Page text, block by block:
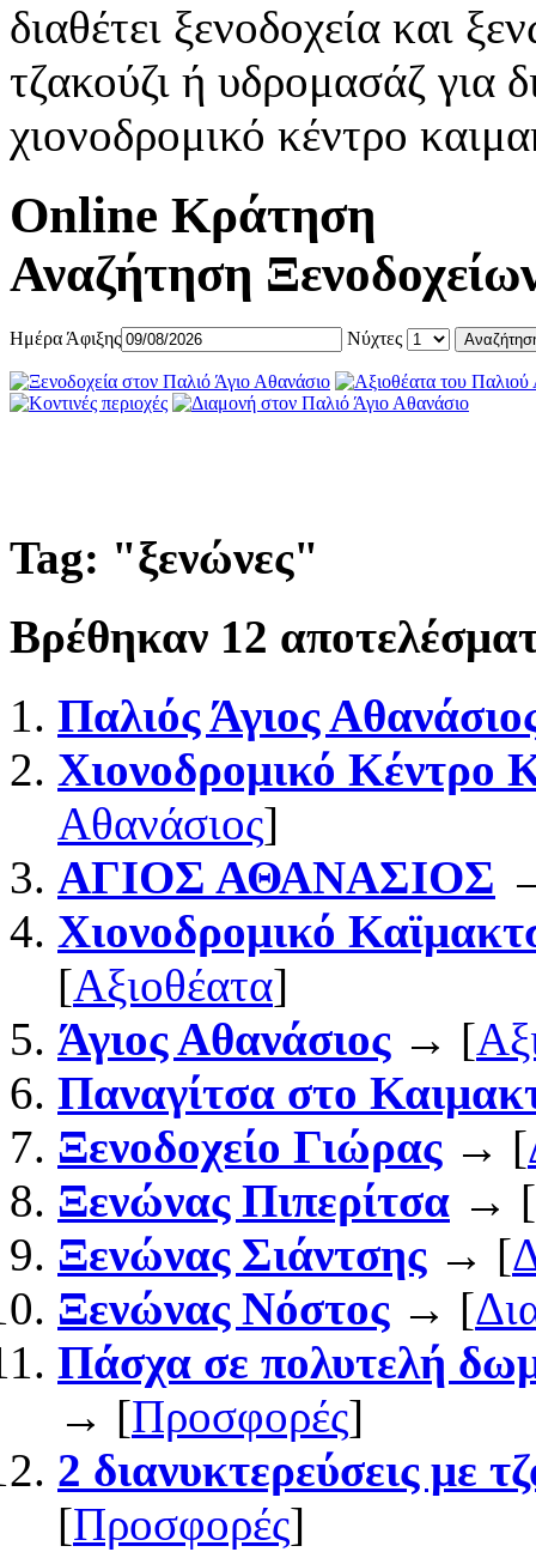
διαθέτει ξενοδοχεία και
τζακούζι ή υδρομασάζ για
χιονοδρομικό κέντρο
Online Κράτηση
Αναζήτηση
Ημέρα Άφιξης Νύχτες
Tag: "ξενώνες"
Βρέθηκαν 12
Παλιός Άγιος
Χιονοδρομικό Κέντρο
Αθανάσιος]
ΑΓΙΟΣ ΑΘΑΝΑΣΙΟΣ
Χιονοδρομικό
[Αξιοθέατα]
Άγιος Αθανάσιος→ [
Παναγίτσα στο
Ξενοδοχείο Γιώρας→ [
Ξενώνας Πιπερίτσα → [
Ξενώνας Σιάντσης→ [
Ξενώνας Νόστος→ [
Πάσχα σε πολυτελή
→ [Προσφορές]
2 διανυκτερεύσεις με
[Προσφορές]